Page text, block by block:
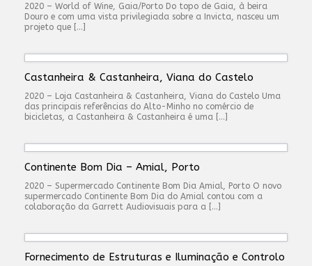
2020 – World of Wine, Gaia/Porto Do topo de Gaia, à beira
Douro e com uma vista privilegiada sobre a Invicta, nasceu um
projeto que […]
Castanheira & Castanheira, Viana do Castelo
2020 – Loja Castanheira & Castanheira, Viana do Castelo Uma
das principais referências do Alto-Minho no comércio de
bicicletas, a Castanheira & Castanheira é uma […]
Continente Bom Dia – Amial, Porto
2020 – Supermercado Continente Bom Dia Amial, Porto O novo
supermercado Continente Bom Dia do Amial contou com a
colaboração da Garrett Audiovisuais para a […]
Fornecimento de Estruturas e Iluminação e Controlo